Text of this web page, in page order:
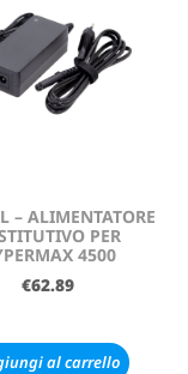
– ALIMENTATORE
PER
4500
€62.89
al carrello